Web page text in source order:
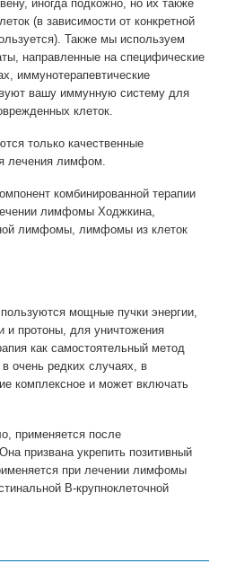
иногда подкожно, но их также
(в зависимости от конкретной
Также мы используем
направленные на специфические
иммунотерапевтические
вашу иммунную систему для
клеток.
только качественные
лечения лимфом.
комбинированной терапии
лимфомы Ходжкина,
лимфомы, лимфомы из клеток
мощные пучки энергии,
и протоны, для уничтожения
как самостоятельный метод
очень редких случаях, в
комплексное и может включать
применяется после
призвана укрепить позитивный
при лечении лимфомы
В-крупноклеточной